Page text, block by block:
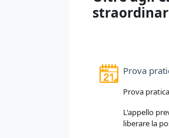
Prova
Prova
L'appello
liberare la